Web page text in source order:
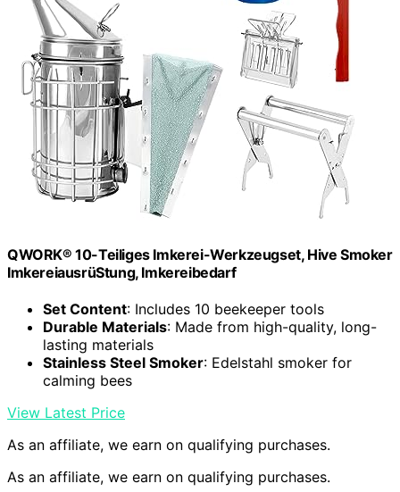
QWORK® 10-Teiliges Imkerei-Werkzeugset, Hive Smoker
ImkereiausrüStung, Imkereibedarf
Set Content: Includes 10 beekeeper tools
Durable Materials: Made from high-quality, long-
lasting materials
Stainless Steel Smoker: Edelstahl smoker for
calming bees
View Latest Price
As an affiliate, we earn on qualifying purchases.
As an affiliate, we earn on qualifying purchases.